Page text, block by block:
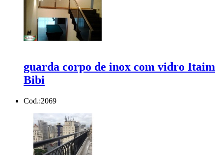
guarda corpo de inox com vidro Itaim
Bibi
Cod.:2069